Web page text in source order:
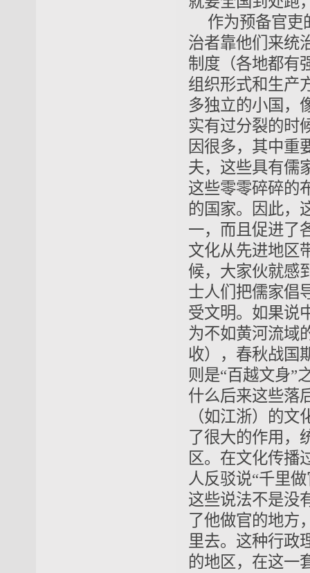
作为预备官吏
治者靠他们来统
制度（各地都有
组织形式和生产
多独立的小国，
实有过分裂的时
因很多，其中重
夫，这些具有儒
这些零零碎碎的
的国家。因此，
一，而且促进了
文化从先进地区
候，大家伙就感
士人们把儒家倡
受文明。如果说
为不如黄河流域
收），春秋战国
则是“百越文身”
什么后来这些落
（如江浙）的
了很大的作用，
区。在文化传播
人反驳说“千里
这些说法不是没
了他做官的地方
里去。这种行政
的地区，在这一